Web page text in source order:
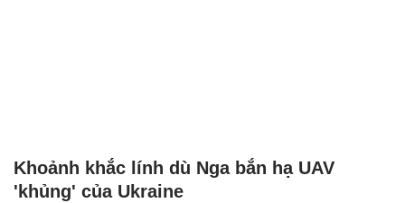
Khoảnh khắc lính dù Nga bắn hạ UAV
'khủng' của Ukraine